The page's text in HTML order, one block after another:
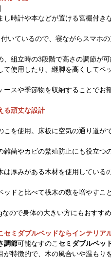
し時計や本などが置ける宮棚付き
いているので、寝ながらスマホの
組立時の3段階で高さの調節が可
て使用したり、継脚を高くしてベ
スや季節物を収納することでお
る頑丈な設計
こを使用。床板に空気の通り道が
雑菌やカビの繁殖防止にも役立つ
は厚みがある木材を使用している
ッドと比べて桟木の数を増やすこ
ので身体の大きい方にもおすすめ
セミダブルベッドならインテリア
調節可能なすのこ セミダブルベッ
が特徴的で、木の風合いや温もり